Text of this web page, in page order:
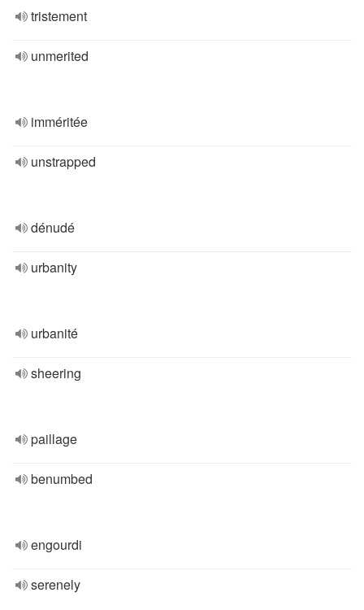
tristement
unmerited
imméritée
unstrapped
dénudé
urbanity
urbanité
sheering
paillage
benumbed
engourdi
serenely